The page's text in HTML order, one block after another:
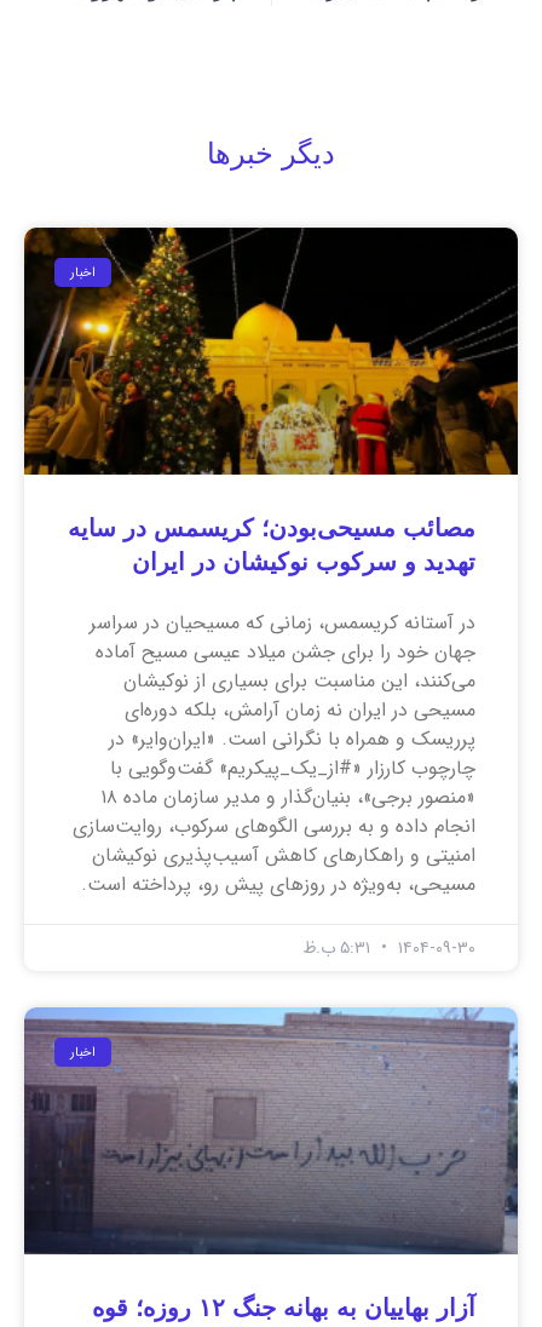
دیگر خبرها
اخبار
مصائب مسیحی‌بودن؛ کریسمس در سایه
تهدید و سرکوب نوکیشان در ایران
در آستانه کریسمس، زمانی که مسیحیان در سراسر
جهان خود را برای جشن میلاد عیسی مسیح آماده
می‌کنند، این مناسبت برای بسیاری از نوکیشان
مسیحی در ایران نه زمان آرامش، بلکه دوره‌ای
پرریسک و همراه با نگرانی است. «ایران‌وایر» در
چارچوب کارزار «#از_یک_پیکریم» گفت‌وگویی با
«منصور برجی»، بنیان‌گذار و مدیر سازمان ماده ۱۸
انجام داده و به بررسی الگوهای سرکوب، روایت‌سازی
امنیتی و راهکارهای کاهش آسیب‌پذیری نوکیشان
مسیحی، به‌ویژه در روزهای پیش رو، پرداخته است.
۱۴۰۴-۰۹-۳۰
اخبار
آزار بهاییان به بهانه جنگ ۱۲ روزه؛ قوه